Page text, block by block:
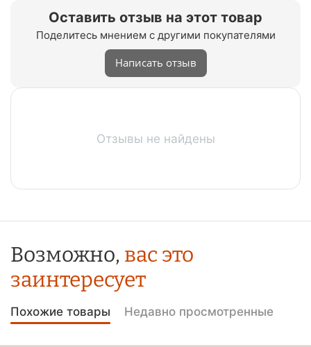
Оставить отзыв на этот товар
Поделитесь мнением с другими покупателями
Написать отзыв
Отзывы не найдены
Возможно, вас это
заинтересует
Похожие товары Недавно просмотренные